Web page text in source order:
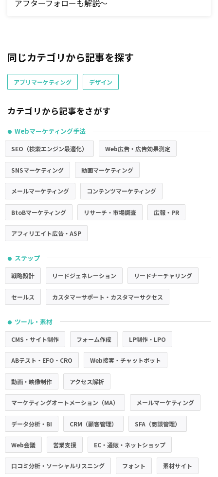
アフターフォローも解説～
同じカテゴリから記事を探す
アプリマーケティング デザイン
カテゴリから記事をさがす
● Webマーケティング手法
SEO（検索エンジン最適化） Web広告・広告効果測定
SNSマーケティング 動画マーケティング
メールマーケティング コンテンツマーケティング
BtoBマーケティング リサーチ・市場調査 広報・PR
アフィリエイト広告・ASP
● ステップ
戦略設計 リードジェネレーション リードナーチャリング
セールス カスタマーサポート・カスタマーサクセス
● ツール・素材
CMS・サイト制作 フォーム作成 LP制作・LPO
ABテスト・EFO・CRO Web接客・チャットボット
動画・映像制作 アクセス解析
マーケティングオートメーション（MA） メールマーケティング
データ分析・BI CRM（顧客管理） SFA（商談管理）
Web会議 営業支援 EC・通販・ネットショップ
口コミ分析・ソーシャルリスニング フォント 素材サイト